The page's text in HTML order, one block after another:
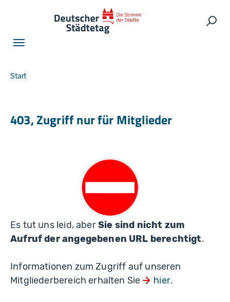
You are here:
Start
403, Zugriff nur für Mitglieder
Es tut uns leid, aberSie sind nicht zum
Aufruf der angegebenen URL berechtigt.
Informationen zum Zugriff auf unseren
Mitgliederbereich erhalten Sie
hier.